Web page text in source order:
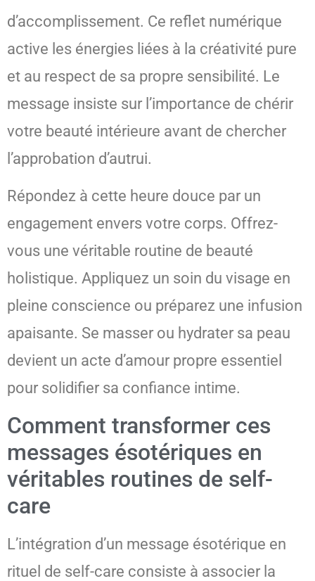
d’accomplissement. Ce reflet numérique
active les énergies liées à la créativité pure
et au respect de sa propre sensibilité. Le
message insiste sur l’importance de chérir
votre beauté intérieure avant de chercher
l’approbation d’autrui.
Répondez à cette heure douce par un
engagement envers votre corps. Offrez-
vous une véritable routine de beauté
holistique. Appliquez un soin du visage en
pleine conscience ou préparez une infusion
apaisante. Se masser ou hydrater sa peau
devient un acte d’amour propre essentiel
pour solidifier sa confiance intime.
Comment transformer ces
messages ésotériques en
véritables routines de self-
care
L’intégration d’un message ésotérique en
rituel de self-care consiste à associer la